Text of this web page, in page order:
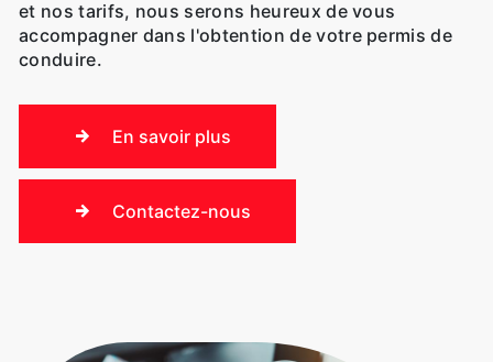
et nos tarifs, nous serons heureux de vous
accompagner dans l'obtention de votre permis de
conduire.
En savoir plus
Contactez-nous